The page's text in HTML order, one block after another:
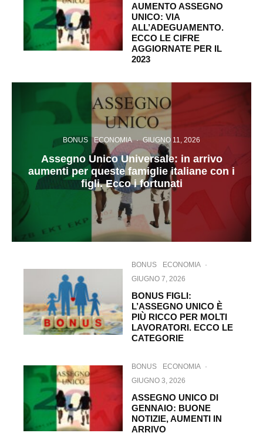
AUMENTO ASSEGNO
UNICO: VIA
ALL’ADEGUAMENTO.
ECCO LE CIFRE
AGGIORNATE PER IL
2023
BONUS ECONOMIA · GIUGNO 11, 2026
Assegno Unico Universale: in arrivo
aumenti per queste famiglie italiane con i
figli. Ecco i fortunati
BONUS ECONOMIA ·
GIUGNO 7, 2026
BONUS FIGLI:
L’ASSEGNO UNICO È
PIÙ RICCO PER MOLTI
LAVORATORI. ECCO LE
CATEGORIE
BONUS ECONOMIA ·
GIUGNO 3, 2026
ASSEGNO UNICO DI
GENNAIO: BUONE
NOTIZIE, AUMENTI IN
ARRIVO